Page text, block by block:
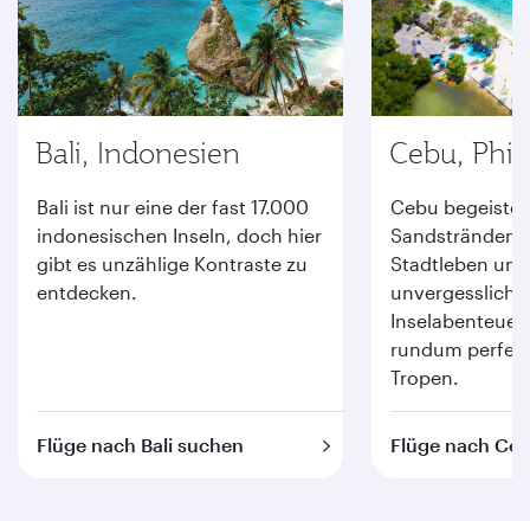
Bali, Indonesien
Bali ist nur eine der fast 17.000
indonesischen Inseln, doch hier
gibt es unzählige Kontraste zu
entdecken.
Flüge nach Bali suchen
Cebu,
Cebu
Sandstränden,
Stadtleben und
rundum
Tropen.
Flüge nach